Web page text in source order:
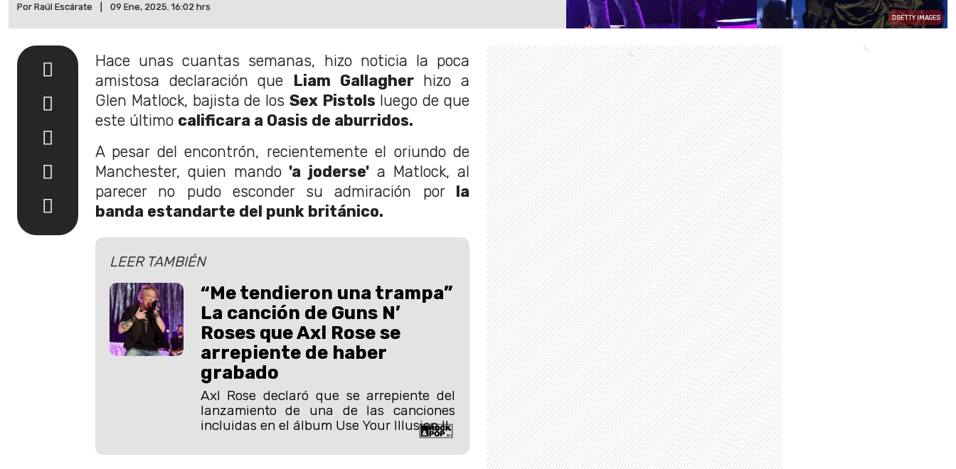
Por Raúl Escárate 09 Ene, 2025. 16:02 hrs
GETTY IMAGES
Hace unas cuantas semanas, hizo noticia la poca
amistosa declaración que Liam Gallagherhizo a
Glen Matlock, bajista de los Sex Pistols luego de que
este último calificara a Oasis de aburridos.
A pesar del encontrón, recientemente el oriundo de
Manchester, quien mando 'a joderse'a Matlock, al
parecer no pudo esconder su admiración por la
banda estandarte del punk británico.
LEER TAMBIÉN
“Me tendieron una trampa”
La canción de Guns N’
Roses que Axl Rose se
arrepiente de haber
grabado
Axl Rose declaró que se arrepiente del
lanzamiento de una de las canciones
incluidas en el álbum Use Your Illusion II.